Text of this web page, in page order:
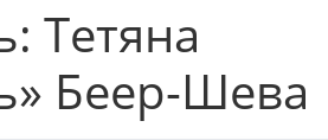
Тетяна
Беер-Шева